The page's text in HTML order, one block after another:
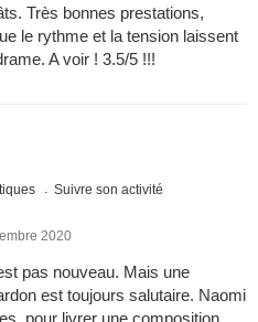
Très bonnes prestations,
le rythme et la tension laissent
A voir ! 3.5/5 !!!
Suivre son activité
2020
pas nouveau. Mais une
est toujours salutaire. Naomi
pour livrer une composition